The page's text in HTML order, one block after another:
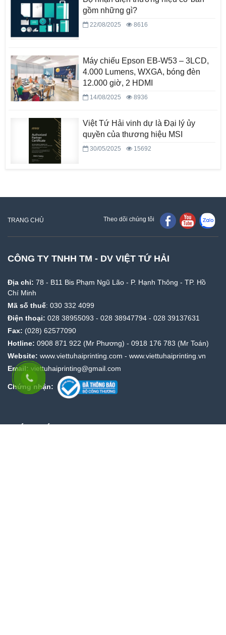
gồm những gì?
22/08/2025 8616
Máy chiếu Epson EB-W53 – 3LCD,
4.000 Lumens, WXGA, bóng đèn
12.000 giờ, 2 HDMI
14/08/2025 8936
Việt Tứ Hải vinh dự là Đại lý ủy
quyền của thương hiệu MSI
30/05/2025 15692
TRANG CHỦ Theo dõi chúng tôi
CÔNG TY TNHH TM - DV VIỆT TỨ HẢI
Địa chỉ: 78 - B11 Bis Phạm Ngũ Lão - P. Hạnh Thông - TP. Hồ
Chí Minh
Mã số thuế: 030 332 4099
Điện thoại: 028 38955093 - 028 38947794 - 028 39137631
Fax: (028) 62577090
Hotline: 0908 871 922 (Mr Phương) - 0918 176 783 (Mr Toán)
Website: www.viettuhaiprinting.com - www.viettuhaiprinting.vn
Email: viettuhaiprinting@gmail.com
Chứng nhận:
7,300,000 tại Website
10 phút trước